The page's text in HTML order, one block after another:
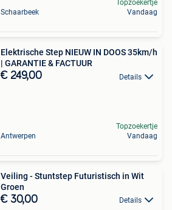
Schaarbeek
Topzoekertje
Vandaag
Elektrische Step NIEUW IN DOOS 35km/h
| GARANTIE & FACTUUR
€ 249,00 Details
Antwerpen
Topzoekertje
Vandaag
Veiling - Stuntstep Futuristisch in Wit
Groen
€ 30,00 Details